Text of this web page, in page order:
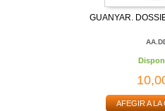
GUANYAR.
AFEGIR A LA